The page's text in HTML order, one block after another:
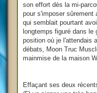
son effort dès la mi-
pour s'imposer sûrement
qui semblait pourtant
longtemps figuré dans le
position où je l'attendais
débats, Moon Truc
mainmise de la maison
Effaçant ses deux